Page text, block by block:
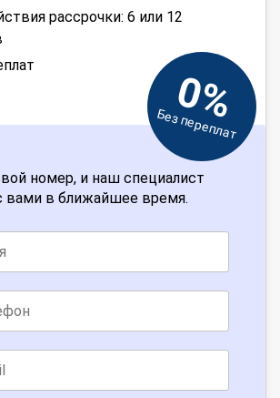
рассрочки: 6 или 12
0%
Без переплат
номер, и наш специалист
вами в ближайшее время.